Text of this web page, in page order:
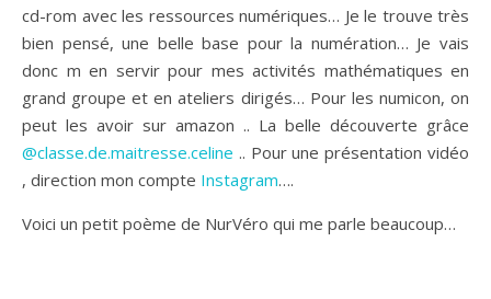
cd-rom avec les ressources numériques… Je le trouve très
bien pensé, une belle base pour la numération… Je vais
donc m en servir pour mes activités mathématiques en
grand groupe et en ateliers dirigés… Pour les numicon, on
peut les avoir sur amazon .. La belle découverte grâce
@classe.de.maitresse.celine .. Pour une présentation vidéo
, direction mon compte Instagram….
Voici un petit poème de NurVéro qui me parle beaucoup…